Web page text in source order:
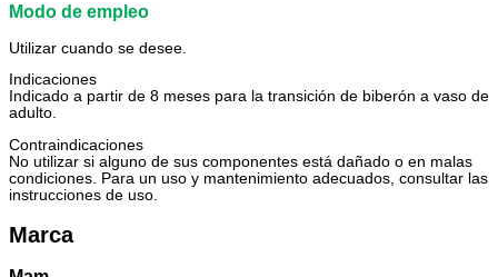
Modo de empleo
Utilizar cuando se desee.
Indicaciones
Indicado a partir de 8 meses para la transición de biberón a vaso de
adulto.
Contraindicaciones
No utilizar si alguno de sus componentes está dañado o en malas
condiciones. Para un uso y mantenimiento adecuados, consultar las
instrucciones de uso.
Marca